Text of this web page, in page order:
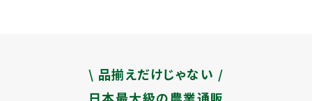
\ 品揃えだけじゃない /